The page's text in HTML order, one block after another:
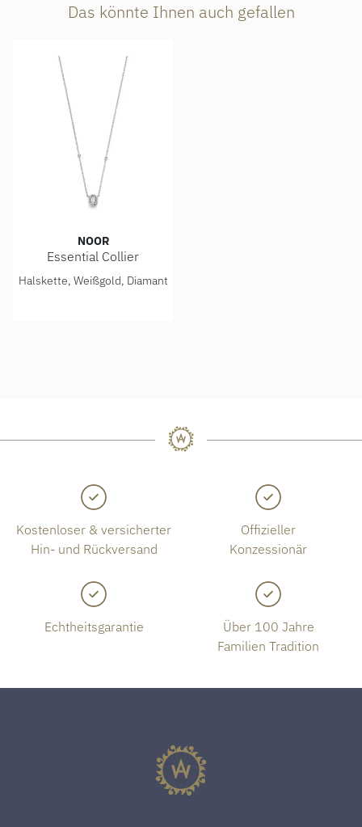
Das könnte Ihnen auch gefallen
NOOR
Essential Collier
Noor Essential Collier, Ref: 15324-000-W8
Halskette, Weißgold, Diamant
Kostenloser & versicherter
Hin- und Rückversand
Offizieller
Konzessionär
Echtheitsgarantie
Über 100 Jahre
Familien Tradition